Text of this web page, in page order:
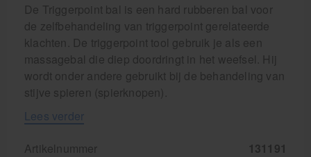
De Triggerpoint bal is een hard rubberen bal voor
de zelfbehandeling van triggerpoint gerelateerde
klachten. De triggerpoint tool gebruik je als een
massagebal die diep doordringt in het weefsel. Hij
wordt onder andere gebruikt bij de behandeling van
stijve spieren (spierknopen).
Lees verder
Artikelnummer 131191